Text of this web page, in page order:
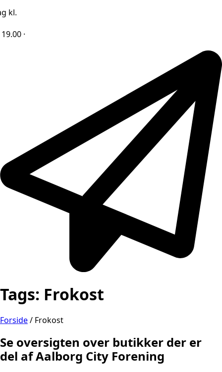
Tags: Frokost
Forside/ Frokost
Se oversigten over butikker der er
del af Aalborg City Forening